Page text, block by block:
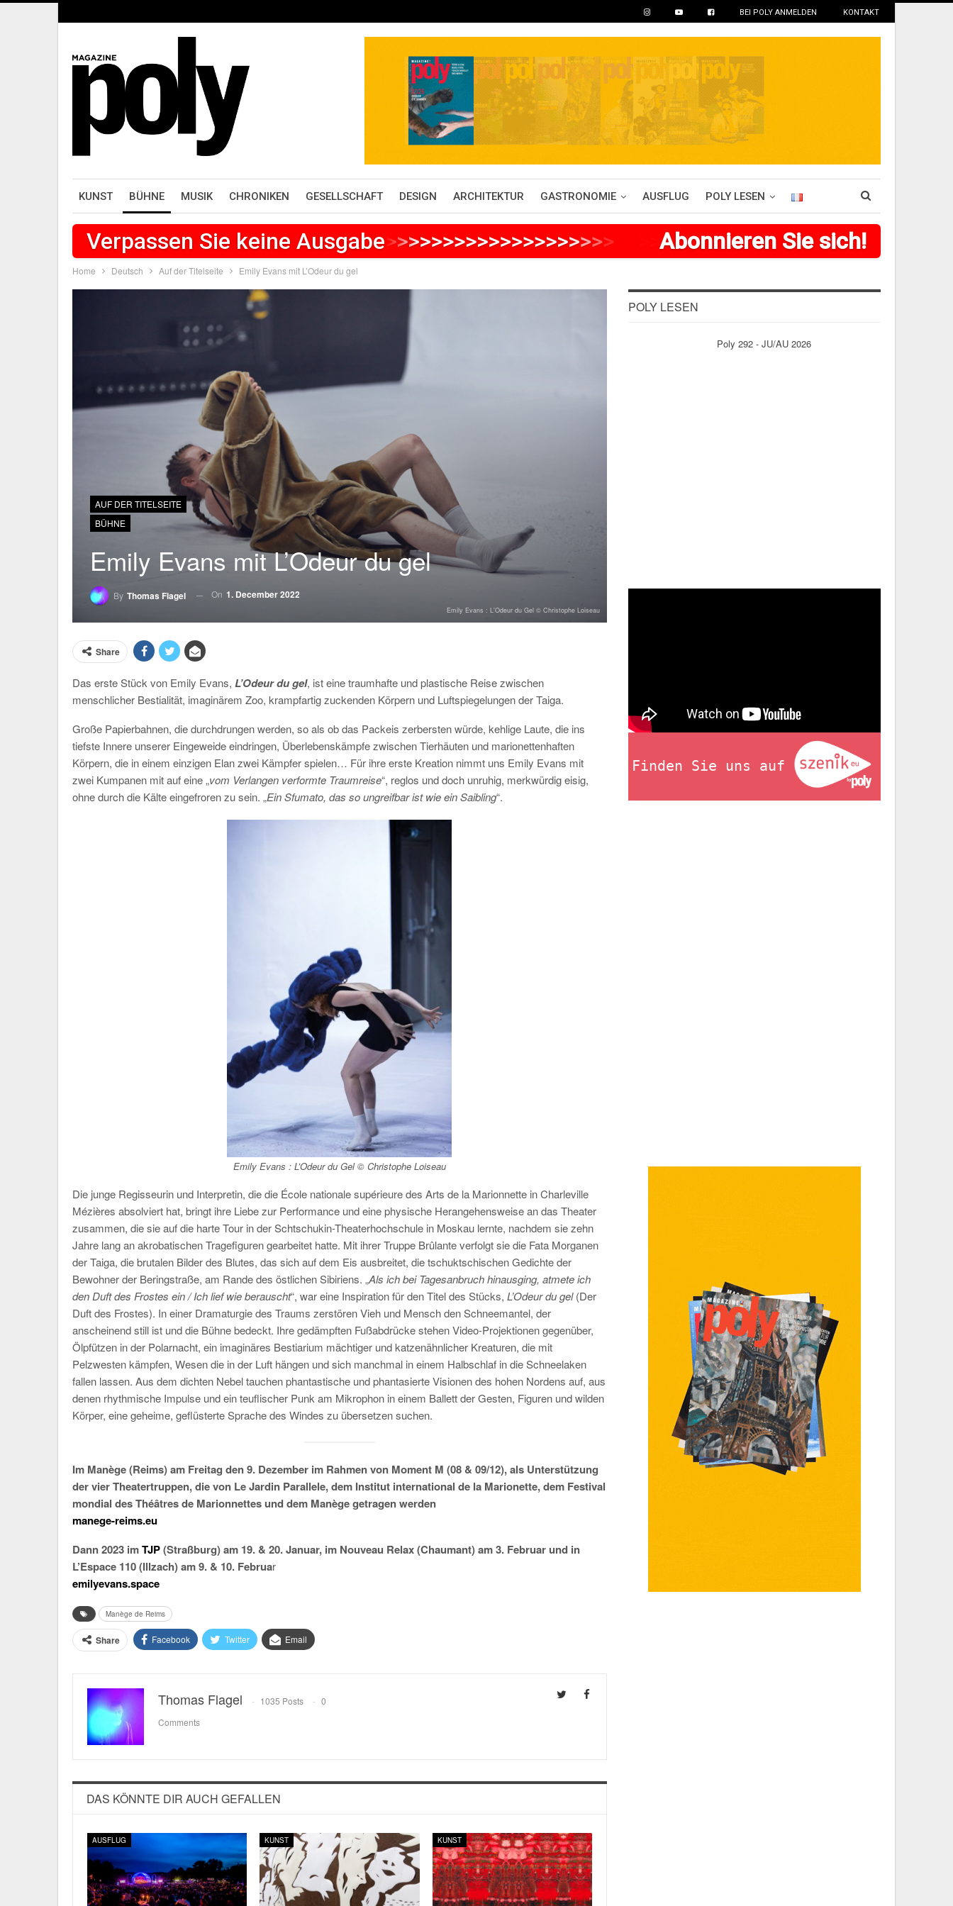
BEI POLY ANMELDEN KONTAKT
KUNST BÜHNE MUSIK CHRONIKEN GESELLSCHAFT DESIGN ARCHITEKTUR GASTRONOMIE AUSFLUG POLY LESEN
Verpassen Sie keine Ausgabe >>>>>>>>>>>>>>>>>>>> >>>>>>>
Abonnieren Sie sich!
Home Deutsch Auf der Titelseite Emily Evans mit L’Odeur du gel
AUF DER TITELSEITE
BÜHNE
Emily Evans mit L’Odeur du gel
By Thomas Flagel On 1. December 2022
Emily Evans : L'Odeur du Gel © Christophe Loiseau
Share
Das erste Stück von Emily Evans, L’Odeur du gel, ist eine traumhafte und plastische Reise zwischen
menschlicher Bestialität, imaginärem Zoo, krampfartig zuckenden Körpern und Luftspiegelungen der Taiga.
Große Papierbahnen, die durchdrungen werden, so als ob das Packeis zerbersten würde, kehlige Laute, die ins
tiefste Innere unserer Eingeweide eindringen, Überlebenskämpfe zwischen Tierhäuten und marionettenhaften
Körpern, die in einem einzigen Elan zwei Kämpfer spielen… Für ihre erste Kreation nimmt uns Emily Evans mit
zwei Kumpanen mit auf eine „vom Verlangen verformte Traumreise“, reglos und doch unruhig, merkwürdig eisig,
ohne durch die Kälte eingefroren zu sein. „Ein Sfumato, das so ungreifbar ist wie ein Saibling“.
Emily Evans : L’Odeur du Gel © Christophe Loiseau
Die junge Regisseurin und Interpretin, die die École nationale supérieure des Arts de la Marionnette in Charleville
Mézières absolviert hat, bringt ihre Liebe zur Performance und eine physische Herangehensweise an das Theater
zusammen, die sie auf die harte Tour in der Schtschukin-Theaterhochschule in Moskau lernte, nachdem sie zehn
Jahre lang an akrobatischen Tragefiguren gearbeitet hatte. Mit ihrer Truppe Brûlante verfolgt sie die Fata Morganen
der Taiga, die brutalen Bilder des Blutes, das sich auf dem Eis ausbreitet, die tschuktschischen Gedichte der
Bewohner der Beringstraße, am Rande des östlichen Sibiriens. „Als ich bei Tagesanbruch hinausging, atmete ich
den Duft des Frostes ein / Ich lief wie berauscht“, war eine Inspiration für den Titel des Stücks, L’Odeur du gel(Der
Duft des Frostes). In einer Dramaturgie des Traums zerstören Vieh und Mensch den Schneemantel, der
anscheinend still ist und die Bühne bedeckt. Ihre gedämpften Fußabdrücke stehen Video-Projektionen gegenüber,
Ölpfützen in der Polarnacht, ein imaginäres Bestiarium mächtiger und katzenähnlicher Kreaturen, die mit
Pelzwesten kämpfen, Wesen die in der Luft hängen und sich manchmal in einem Halbschlaf in die Schneelaken
fallen lassen. Aus dem dichten Nebel tauchen phantastische und phantasierte Visionen des hohen Nordens auf, aus
denen rhythmische Impulse und ein teuflischer Punk am Mikrophon in einem Ballett der Gesten, Figuren und wilden
Körper, eine geheime, geflüsterte Sprache des Windes zu übersetzen suchen.
Im Manège (Reims) am Freitag den 9. Dezember im Rahmen von Moment M (08 & 09/12), als Unterstützung
der vier Theatertruppen, die von Le Jardin Parallele, dem Institut international de la Marionette, dem Festival
mondial des Théâtres de Marionnettes und dem Manège getragen werden
manege-reims.eu
Dann 2023 imTJP(Straßburg) am 19. & 20. Januar, im Nouveau Relax (Chaumant) am 3. Februar und in
L’Espace 110 (Illzach) am 9. & 10. Februar
emilyevans.space
Manège de Reims
Share Facebook Twitter Email
Thomas Flagel 1035 Posts
0
Comments
DAS KÖNNTE DIR AUCH GEFALLEN
AUSFLUG KUNST KUNST
POLY LESEN
Poly 292 - JU/AU 2026
Finden Sie uns auf